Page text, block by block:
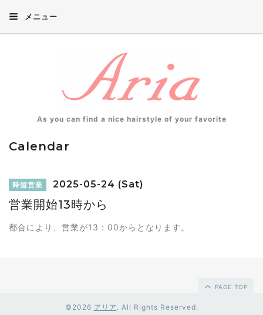
メニュー
As you can find a nice hairstyle of your favorite
Calendar
時短営業 2025-05-24 (Sat)
営業開始13時から
都合により、営業が13：00からとなります。
PAGE TOP
©2026 アリア . All Rights Reserved.